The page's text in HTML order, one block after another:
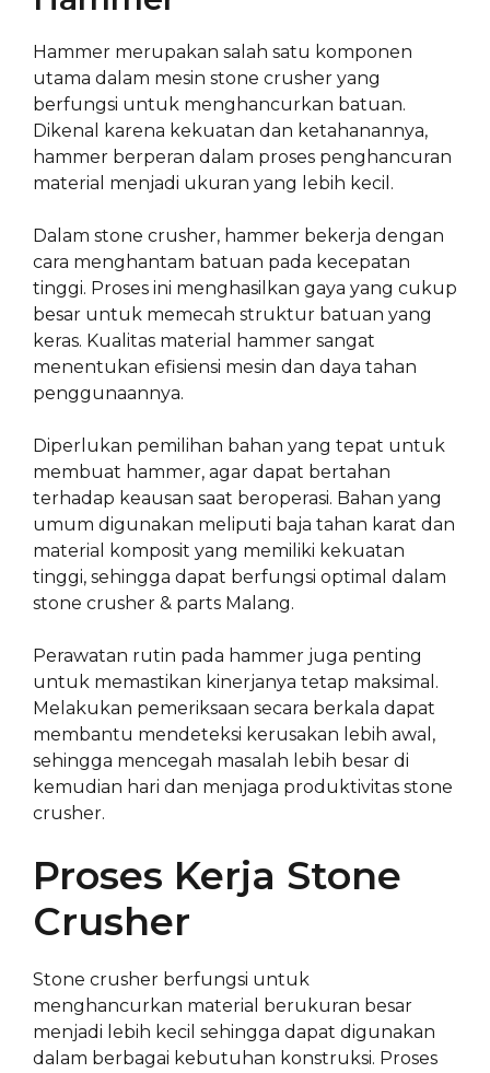
Hammer merupakan salah satu komponen
utama dalam mesin stone crusher yang
berfungsi untuk menghancurkan batuan.
Dikenal karena kekuatan dan ketahanannya,
hammer berperan dalam proses penghancuran
material menjadi ukuran yang lebih kecil.
Dalam stone crusher, hammer bekerja dengan
cara menghantam batuan pada kecepatan
tinggi. Proses ini menghasilkan gaya yang cukup
besar untuk memecah struktur batuan yang
keras. Kualitas material hammer sangat
menentukan efisiensi mesin dan daya tahan
penggunaannya.
Diperlukan pemilihan bahan yang tepat untuk
membuat hammer, agar dapat bertahan
terhadap keausan saat beroperasi. Bahan yang
umum digunakan meliputi baja tahan karat dan
material komposit yang memiliki kekuatan
tinggi, sehingga dapat berfungsi optimal dalam
stone crusher & parts Malang.
Perawatan rutin pada hammer juga penting
untuk memastikan kinerjanya tetap maksimal.
Melakukan pemeriksaan secara berkala dapat
membantu mendeteksi kerusakan lebih awal,
sehingga mencegah masalah lebih besar di
kemudian hari dan menjaga produktivitas stone
crusher.
Proses Kerja Stone
Crusher
Stone crusher berfungsi untuk
menghancurkan material berukuran besar
menjadi lebih kecil sehingga dapat digunakan
dalam berbagai kebutuhan konstruksi. Proses